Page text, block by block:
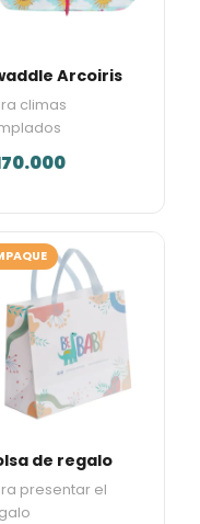
Arcoiris
climas
de regalo
presentar el